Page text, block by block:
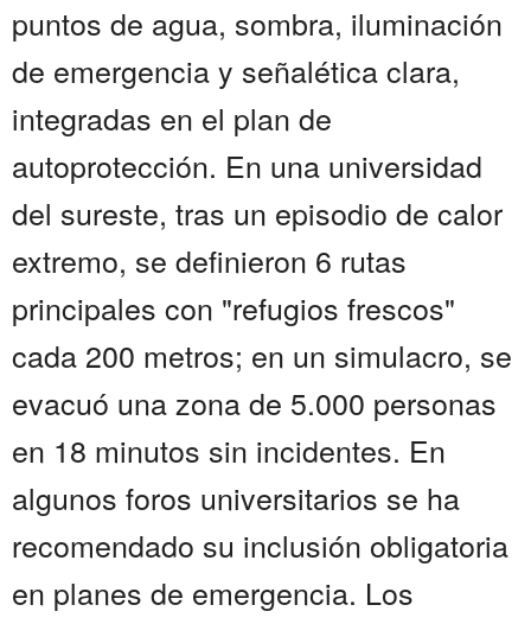
puntos de agua, sombra, iluminación
de emergencia y señalética clara,
integradas en el plan de
autoprotección. En una universidad
del sureste, tras un episodio de calor
extremo, se definieron 6 rutas
principales con "refugios frescos"
cada 200 metros; en un simulacro, se
evacuó una zona de 5.000 personas
en 18 minutos sin incidentes. En
algunos foros universitarios se ha
recomendado su inclusión obligatoria
en planes de emergencia. Los